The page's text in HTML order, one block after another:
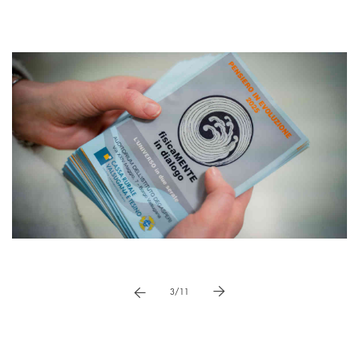
vai a immagne precedente
3/11 vai a immagine successiva